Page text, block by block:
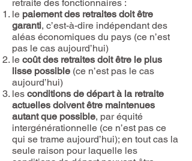
retraite des fonctionnaires :
le paiement des retraites doit être
garanti, c’est-à-dire indépendant des
aléas économiques du pays (ce n’est
pas le cas aujourd’hui)
le coût des retraites doit être le plus
lisse possible (ce n’est pas le cas
aujourd’hui)
les conditions de départ à la retraite
actuelles doivent être maintenues
autant que possible, par équité
intergénérationnelle (ce n’est pas ce
qui se trame aujourd’hui); en tout cas la
seule raison pour laquelle les